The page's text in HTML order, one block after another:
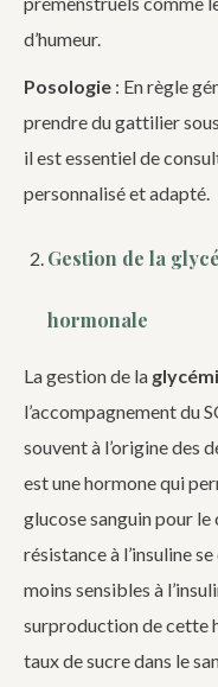
d’humeur.
Posologie : En règle
prendre du gattilier
il est essentiel de
personnalisé et adapté.
Gestion de la
hormonale
La gestion de la
l’accompagnement du
souvent à l’origine des
est une hormone qui
glucose sanguin pour le
résistance à l’insuline
moins sensibles à
surproduction de cette
taux de sucre dans le